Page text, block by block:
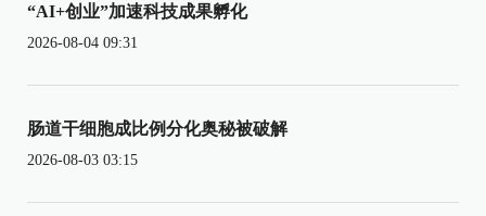
“AI+创业”加速科技成果孵化
2026-08-04 09:31
肠道干细胞成比例分化奥秘被破解
2026-08-03 03:15